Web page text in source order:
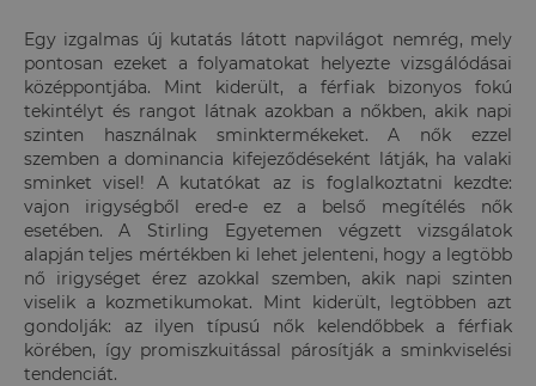
Egy izgalmas új kutatás látott napvilágot nemrég, mely
pontosan ezeket a folyamatokat helyezte vizsgálódásai
középpontjába. Mint kiderült, a férfiak bizonyos fokú
tekintélyt és rangot látnak azokban a nőkben, akik napi
szinten használnak sminktermékeket. A nők ezzel
szemben a dominancia kifejeződéseként látják, ha valaki
sminket visel! A kutatókat az is foglalkoztatni kezdte:
vajon irigységből ered-e ez a belső megítélés nők
esetében. A Stirling Egyetemen végzett vizsgálatok
alapján teljes mértékben ki lehet jelenteni, hogy a legtöbb
nő irigységet érez azokkal szemben, akik napi szinten
viselik a kozmetikumokat. Mint kiderült, legtöbben azt
gondolják: az ilyen típusú nők kelendőbbek a férfiak
körében, így promiszkuitással párosítják a sminkviselési
tendenciát.